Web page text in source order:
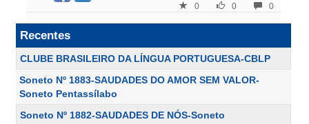
0
0
0
Recentes
CLUBE BRASILEIRO DA LÍNGUA PORTUGUESA-CBLP
Soneto Nº 1883-SAUDADES DO AMOR SEM VALOR-
Soneto Pentassílabo
Soneto Nº 1882-SAUDADES DE NÓS-Soneto